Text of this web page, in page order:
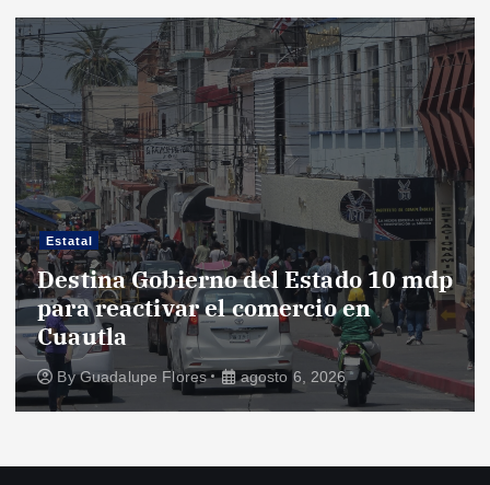
e
e
n
t
r
a
d
a
s
Estatal
Destina Gobierno del Estado 10 mdp
para reactivar el comercio en
Cuautla
ByGuadalupe Flores agosto 6, 2026